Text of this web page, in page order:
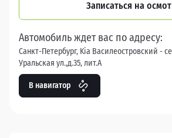
Записаться на
Автомобиль ждет вас по адресу:
Санкт-Петербург, Kia Василеостровский -
Уральская ул.,д.35, лит.А
В навигатор